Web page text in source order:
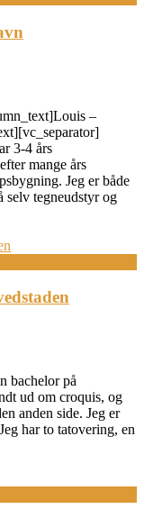
–
3-4 års
mange års
Jeg er både
selv tegneudstyr og
bachelor på
ud om croquis, og
anden side. Jeg er
har to tatovering, en